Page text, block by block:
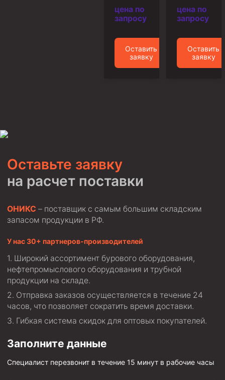
Задвижки буровые
Буровые насосы
Системы верхнего привода (СВП)
Буровые установки
Циркуляционные системы и оборудование для
приготовления и очистки бурового раствора
Технологическая оснастка обсадных колонн
Патрубки цементировочные ПЦ
Краны шаровые КШЗ
Головки цементировочные универсальные
Устройство экранирующее для цементирования
скважин УЭЦС
цена по
запросу
Оставить
заявку
цена по
запросу
Оставить
заявку
Оставьте заявку
на расчет поставки
ОНИКС – поставщик с самым большим складским
запасом продукции в РФ.
У нас 30+ партнеров-производителей
Широкий ассортимент бурового оборудования,
нефтепромыслового оборудования и трубной
продукции на складе.
Отправка заказов осуществляется в течение 24
часов, что позволяет сократить время доставки.
Гибкая система скидок для оптовых покупателей.
Заполните данные
Специалист перезвонит в течение 15 минут в рабочие часы